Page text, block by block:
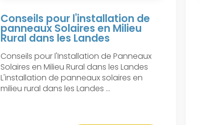
Conseils pour l'installation de
panneaux Solaires en Milieu
Rural dans les Landes
Conseils pour l'Installation de Panneaux
Solaires en Milieu Rural dans les Landes
L'installation de panneaux solaires en
milieu rural dans les Landes ...